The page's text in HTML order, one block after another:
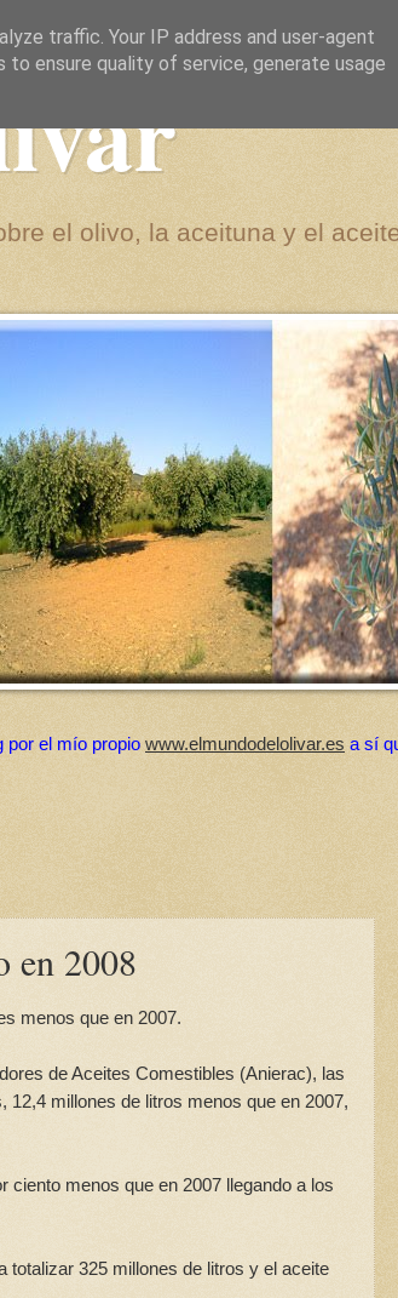
el olivo, la aceituna y el
por el mío propio www.elmundodelolivar.es a sí
en 2008
menos que en 2007.
de Aceites Comestibles (Anierac), las
millones de litros menos que en 2007,
ciento menos que en 2007 llegando a los
totalizar 325 millones de litros y el aceite
traffic. Your IP address and user-agent
ensure quality of service, generate usage